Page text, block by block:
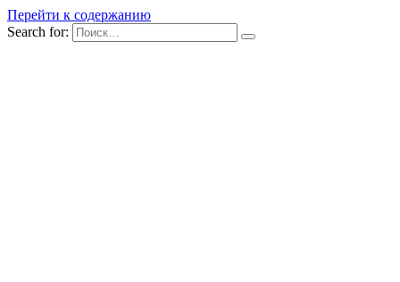
Перейти к содержанию
Search for: